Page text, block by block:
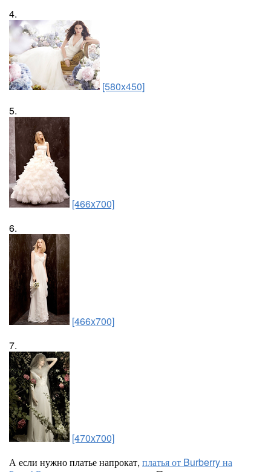
4.
[580x450]
5.
[466x700]
6.
[466x700]
7.
[470x700]
А если нужно платье напрокат, платья от Burberry на